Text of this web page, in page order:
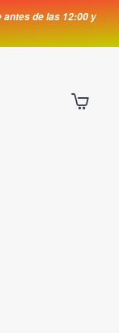
antes de las 12:00 y